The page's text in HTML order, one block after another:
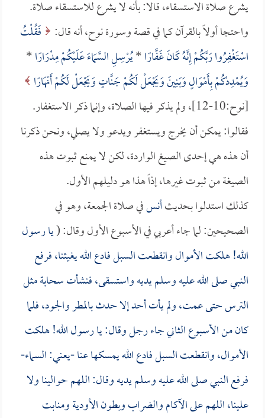
يشرع صلاة الاستسقاء، قالا: بأنه لا يشرع للاستسقاء صلاة.
واحتجا أولاً بالقرآن كما في قصة وسورة نوح، أنه قال:
فَقُلْتُ
اسْتَغْفِرُوا رَبَّكُمْ إِنَّهُ كَانَ غَفَّارًا*يُرْسِلِ السَّمَاءَ عَلَيْكُمْ مِدْرَارًا*
وَيُمْدِدْكُمْ بِأَمْوَالٍ وَبَنِينَ وَيَجْعَلْ لَكُمْ جَنَّاتٍ وَيَجْعَلْ لَكُمْ أَنْهَارًا
[نوح:10-12]، ولم يذكر فيها الصلاة، وإنما ذكر الاستغفار.
فقالوا: يمكن أن يخرج ويستغفر ويدعو ولا يصلي، ونحن ذكرنا
أن هذه هي إحدى الصيغ الواردة، لكن لا يمنع ثبوت هذه
الصيغة من ثبوت غيرها، إذاً هذا هو دليلهم الأول.
كذلك استدلوا بحديثأنسفي صلاة الجمعة، وهو في
الصحيحين: لما جاء أعربي في الأسبوع الأول وقال: (يا رسول
الله! هلكت الأموال وانقطعت السبل فادع الله يغيثنا، فرفع
النبي صلى الله عليه وسلم يديه واستسقى، فنشأت سحابة مثل
الترس حتى عمت، ولم يأت أحد إلا حدث بالمطر والجود، فلما
كان من الأسبوع الثاني جاء رجل وقال: يا رسول الله! هلكت
الأموال، وانقطعت السبل فادع الله يمسكها عنا -يعني: السماء-
فرفع النبي صلى الله عليه وسلم يديه وقال: اللهم حوالينا ولا
علينا، اللهم على الآكام والضراب وبطون الأودية ومنابت